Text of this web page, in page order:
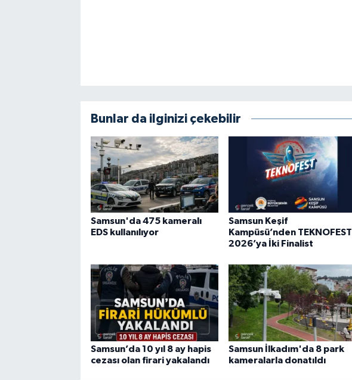
Bunlar da ilginizi çekebilir
Samsun'da 475 kameralı
EDS kullanılıyor
Samsun Keşif
Kampüsü’nden TEKNOFEST
2026’ya İki Finalist
Samsun’da 10 yıl 8 ay hapis
cezası olan firari yakalandı
Samsun İlkadım'da 8 park
kameralarla donatıldı